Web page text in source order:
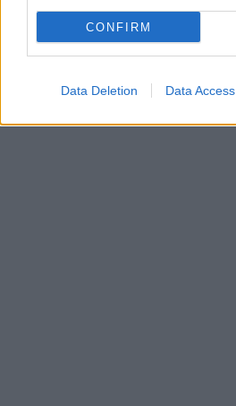
CONFIRM
Data Deletion Data Access
Žinios | Pasaulis